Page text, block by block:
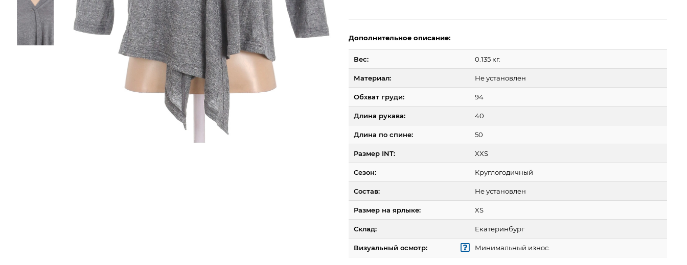
Дополнительное описание:
Вес: 0.135 кг.
Материал: Не установлен
Обхват груди: 94
Длина рукава: 40
Длина по спине: 50
Размер INT: XXS
Сезон: Круглогодичный
Состав: Не установлен
Размер на ярлыке: XS
Склад: Екатеринбург
Визуальный осмотр: Минимальный износ.